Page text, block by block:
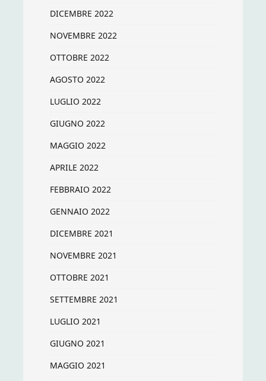
DICEMBRE 2022
NOVEMBRE 2022
OTTOBRE 2022
AGOSTO 2022
LUGLIO 2022
GIUGNO 2022
MAGGIO 2022
APRILE 2022
FEBBRAIO 2022
GENNAIO 2022
DICEMBRE 2021
NOVEMBRE 2021
OTTOBRE 2021
SETTEMBRE 2021
LUGLIO 2021
GIUGNO 2021
MAGGIO 2021